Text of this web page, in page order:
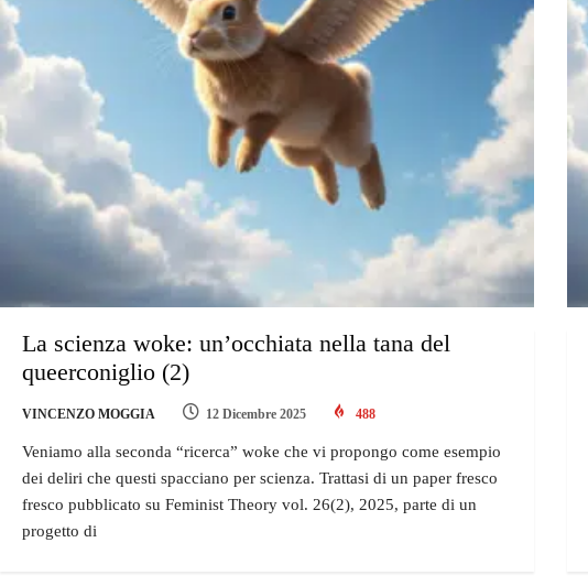
La scienza woke: un’occhiata nella tana del
queerconiglio (2)
VINCENZO MOGGIA 12 Dicembre 2025 488
Veniamo alla seconda “ricerca” woke che vi propongo come esempio
dei deliri che questi spacciano per scienza. Trattasi di un paper fresco
fresco pubblicato su Feminist Theory vol. 26(2), 2025, parte di un
progetto di